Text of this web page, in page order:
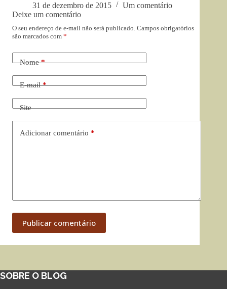
31 de dezembro de 2015
Um comentário
Deixe um comentário
O seu endereço de e-mail não será publicado. Campos obrigatórios
são marcados com *
Nome*
E-mail*
Site
Adicionar comentário *
Publicar comentário
SOBRE O BLOG